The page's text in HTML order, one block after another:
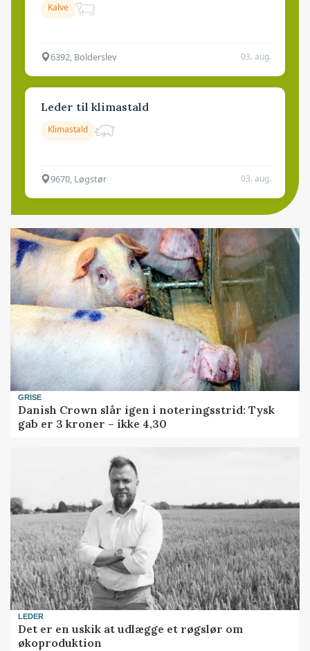
Kalve
6392, Bolderslev 03. aug.
Leder til klimastald
Klimastald
9670, Løgstør 03. aug.
GRISE
Danish Crown slår igen i noteringsstrid: Tysk
gab er 3 kroner – ikke 4,30
LEDER
Det er en uskik at udlægge et røgslør om
økoproduktion